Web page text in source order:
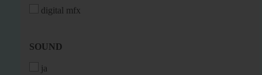
digital mfx
SOUND
SOUND
ja